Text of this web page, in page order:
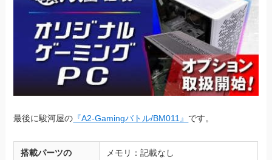
最後に駿河屋の 『A2-Gamingバトル/BM011』 です。
搭載パーツの
メモリ：記載なし